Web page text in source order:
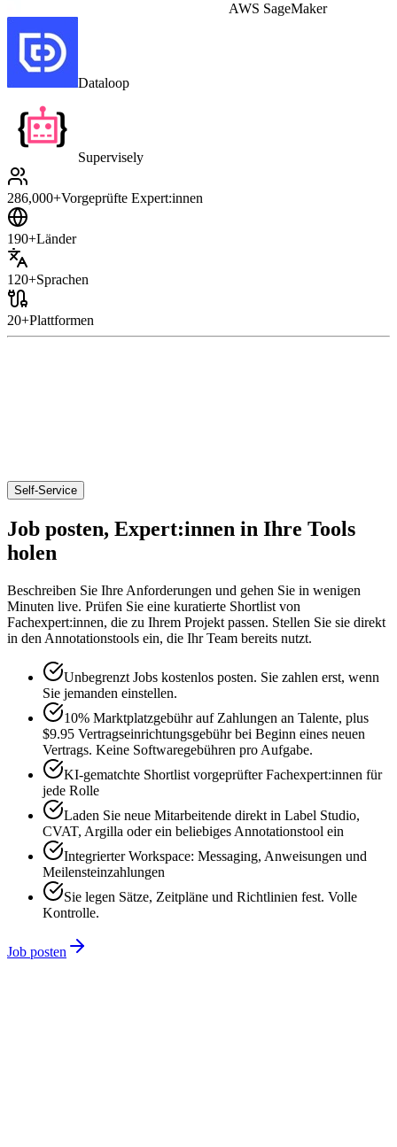
AWS SageMaker
Dataloop
Supervisely
286,000+Vorgeprüfte Expert:innen
190+Länder
120+Sprachen
20+Plattformen
Self-Service
Job posten, Expert:innen in Ihre Tools
holen
Beschreiben Sie Ihre Anforderungen und gehen Sie in wenigen
Minuten live. Prüfen Sie eine kuratierte Shortlist von
Fachexpert:innen, die zu Ihrem Projekt passen. Stellen Sie sie direkt
in den Annotationstools ein, die Ihr Team bereits nutzt.
Unbegrenzt Jobs kostenlos posten. Sie zahlen erst, wenn
Sie jemanden einstellen.
10% Marktplatzgebühr auf Zahlungen an Talente, plus
$9.95 Vertragseinrichtungsgebühr bei Beginn eines neuen
Vertrags. Keine Softwaregebühren pro Aufgabe.
KI-gematchte Shortlist vorgeprüfter Fachexpert:innen für
jede Rolle
Laden Sie neue Mitarbeitende direkt in Label Studio,
CVAT, Argilla oder ein beliebiges Annotationstool ein
Integrierter Workspace: Messaging, Anweisungen und
Meilensteinzahlungen
Sie legen Sätze, Zeitpläne und Richtlinien fest. Volle
Kontrolle.
Job posten